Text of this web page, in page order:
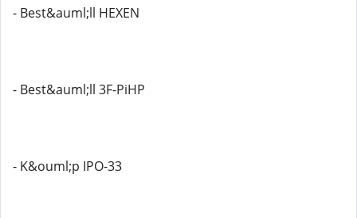
- Best&auml;ll HEXEN
- Best&auml;ll 3F-PiHP
- K&ouml;p IPO-33